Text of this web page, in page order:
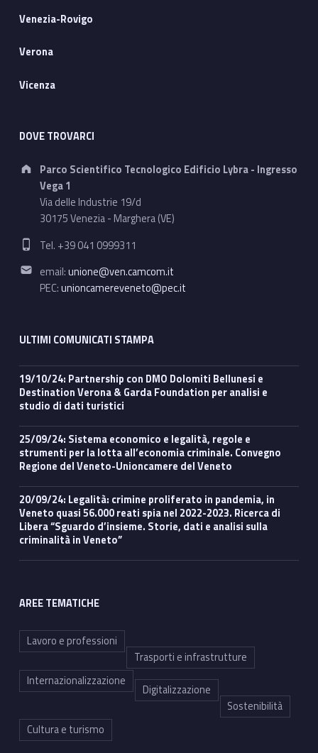
Venezia-Rovigo
Verona
Vicenza
DOVE TROVARCI
Address:
Parco Scientifico Tecnologico Edificio Lybra - Ingresso
Vega 1
Via delle Industrie 19/d
30175 Venezia - Marghera (VE)
Phone number:
Tel. +39 041 0999311
Email address:
email:unione@ven.camcom.it
PEC:unioncamereveneto@pec.it
ULTIMI COMUNICATI STAMPA
19/10/24: Partnership con DMO Dolomiti Bellunesi e
Destination Verona & Garda Foundation per analisi e
studio di dati turistici
25/09/24: Sistema economico e legalità, regole e
strumenti per la lotta all’economia criminale. Convegno
Regione del Veneto-Unioncamere del Veneto
20/09/24: Legalità: crimine proliferato in pandemia, in
Veneto quasi 56.000 reati spia nel 2022-2023. Ricerca di
Libera “Sguardo d’insieme. Storie, dati e analisi sulla
criminalità in Veneto”
AREE TEMATICHE
Lavoro e professioni
Trasporti e infrastrutture
Internazionalizzazione
Digitalizzazione
Sostenibilità
Cultura e turismo